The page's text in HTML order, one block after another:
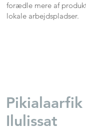
forædle mere af
lokale arbejdspladser.
Ilulissat